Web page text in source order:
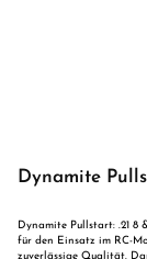
Dynamite
Dynamite Pullstart: .21 8
für den Einsatz im RC-
zuverlässige Qualität.